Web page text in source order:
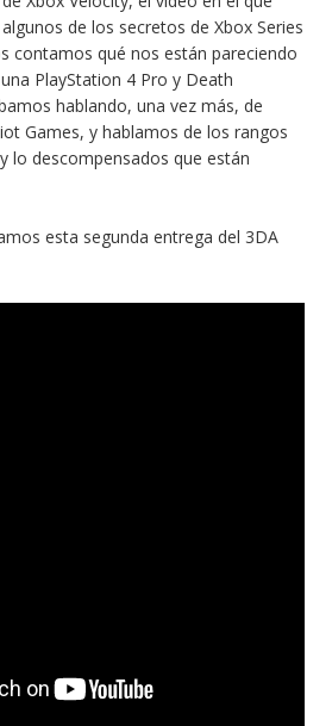
de los secretos de Xbox Series
contamos qué nos están pareciendo
PlayStation 4 Pro y Death
hablando, una vez más, de
Games, y hablamos de los rangos
lo descompensados que están
esta segunda entrega del 3DA